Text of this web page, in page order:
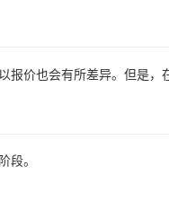
报价也会有所差异。但是，
段。